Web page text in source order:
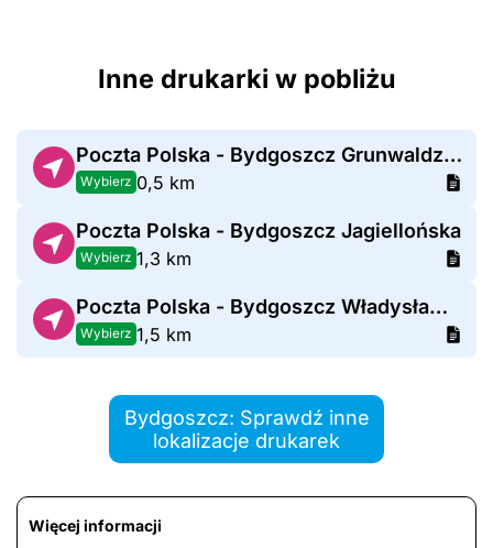
Inne drukarki w pobliżu
Poczta Polska - Bydgoszcz Grunwaldzka
Wybierz 0,5 km
Poczta Polska - Bydgoszcz Jagiellońska
Wybierz 1,3 km
Poczta Polska - Bydgoszcz Władysława Broniewskiego
Wybierz 1,5 km
Bydgoszcz: Sprawdź inne
lokalizacje drukarek
Więcej informacji